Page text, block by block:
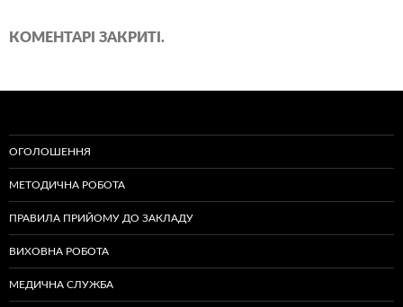
КОМЕНТАРІ ЗАКРИТІ.
ОГОЛОШЕННЯ
МЕТОДИЧНА РОБОТА
ПРАВИЛА ПРИЙОМУ ДО ЗАКЛАДУ
ВИХОВНА РОБОТА
МЕДИЧНА СЛУЖБА